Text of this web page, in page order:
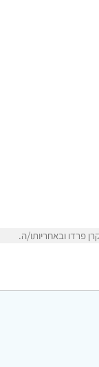
פרדו ובאחריותו/ה.